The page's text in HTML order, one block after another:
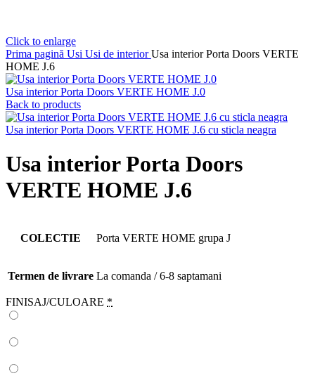
Click to enlarge
Prima pagină Usi Usi de interiorUsa interior Porta Doors VERTE
HOME J.6
Usa interior Porta Doors VERTE HOME J.0
Back to products
Usa interior Porta Doors VERTE HOME J.6 cu sticla neagra
Usa interior Porta Doors
VERTE HOME J.6
COLECTIE Porta VERTE HOME grupa J
Termen de livrare La comanda / 6-8 saptamani
FINISAJ/CULOARE *